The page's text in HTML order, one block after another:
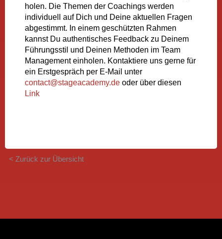
holen. Die Themen der Coachings werden
individuell auf Dich und Deine aktuellen Fragen
abgestimmt. In einem geschützten Rahmen
kannst Du authentisches Feedback zu Deinem
Führungsstil und Deinen Methoden im Team
Management einholen. Kontaktiere uns gerne für
ein Erstgespräch per E-Mail unter
contact@stageacademy.de oder über diesen
Link
< Zurück zur Übersicht